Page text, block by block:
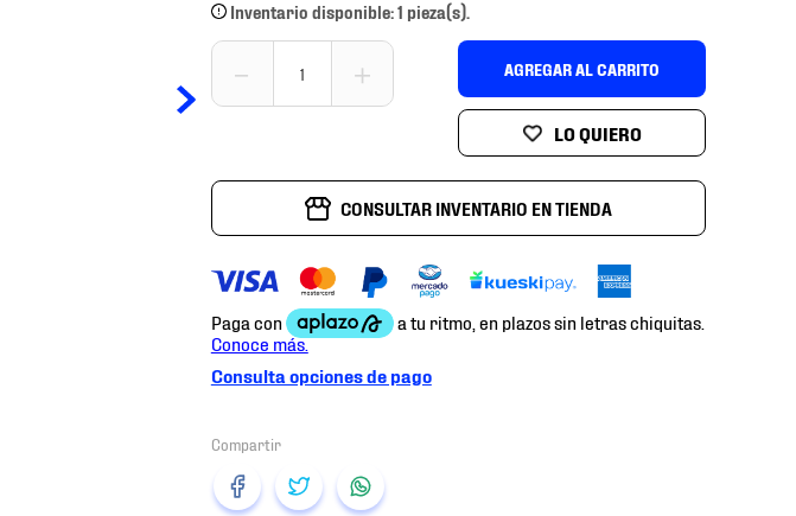
Inventario disponible: 1 pieza(s).
＋
－ AGREGAR AL CARRITO
CONSULTAR INVENTARIO EN TIENDA
Consulta opciones de pago